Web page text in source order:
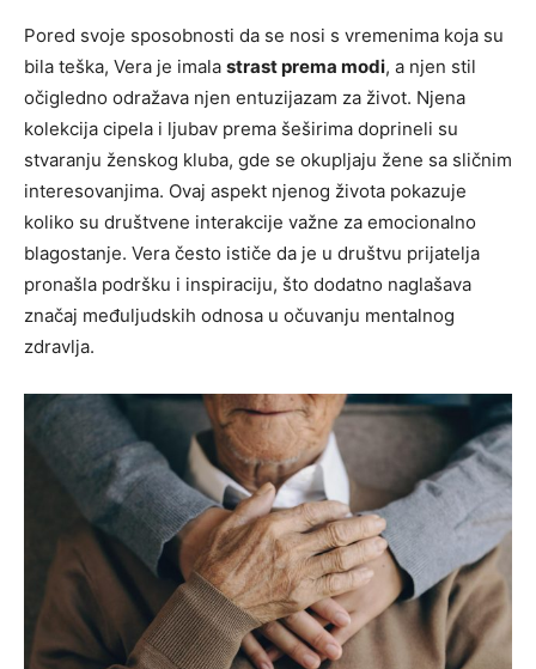
Pored svoje sposobnosti da se nosi s vremenima koja su
bila teška, Vera je imala strast prema modi, a njen stil
očigledno odražava njen entuzijazam za život. Njena
kolekcija cipela i ljubav prema šeširima doprineli su
stvaranju ženskog kluba, gde se okupljaju žene sa sličnim
interesovanjima. Ovaj aspekt njenog života pokazuje
koliko su društvene interakcije važne za emocionalno
blagostanje. Vera često ističe da je u društvu prijatelja
pronašla podršku i inspiraciju, što dodatno naglašava
značaj međuljudskih odnosa u očuvanju mentalnog
zdravlja.